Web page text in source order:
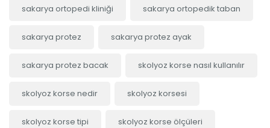
sakarya ortopedi kliniği sakarya ortopedik taban
sakarya protez sakarya protez ayak
sakarya protez bacak skolyoz korse nasıl kullanılır
skolyoz korse nedir skolyoz korsesi
skolyoz korse tipi skolyoz korse ölçüleri